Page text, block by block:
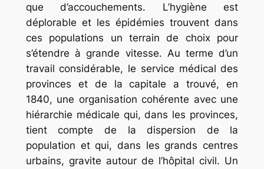
que d’accouchements. L’hygiène est
déplorable et les épidémies trouvent dans
ces populations un terrain de choix pour
s’étendre à grande vitesse. Au terme d’un
travail considérable, le service médical des
provinces et de la capitale a trouvé, en
1840, une organisation cohérente avec une
hiérarchie médicale qui, dans les provinces,
tient compte de la dispersion de la
population et qui, dans les grands centres
urbains, gravite autour de l’hôpital civil. Un